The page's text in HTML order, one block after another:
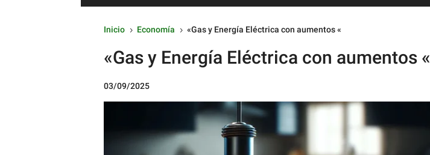
Inicio 5 Economía 5 «Gas y Energía Eléctrica con aumentos «
«Gas y Energía Eléctrica con aumentos «
03/09/2025